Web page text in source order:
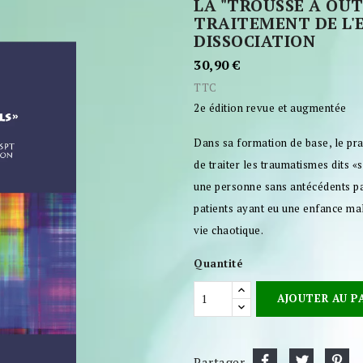
LA "TROUSSE À
TRAITEMENT DE
DISSOCIATION
30,90 €
TTC
2e édition revue et augmentée
Dans sa formation de base, le
de traiter les traumatismes dits
une personne sans antécédents
patients ayant eu une enfance
vie chaotique.
Quantité
AJOUTER AU